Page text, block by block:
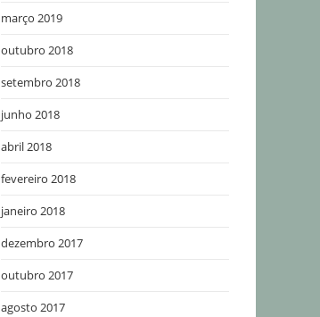
março 2019
outubro 2018
setembro 2018
junho 2018
abril 2018
fevereiro 2018
janeiro 2018
dezembro 2017
outubro 2017
agosto 2017